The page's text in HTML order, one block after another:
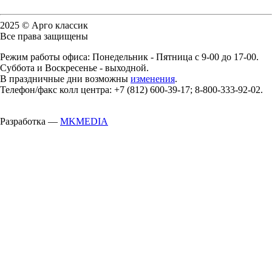
2025 © Арго классик
Все права защищены
Режим работы офиса: Понедельник - Пятница с 9-00 до 17-00.
Суббота и Воскресенье - выходной.
В праздничные дни возможны изменения.
Телефон/факс колл центра: +7 (812) 600-39-17; 8-800-333-92-02.
Разработка — MKMEDIA